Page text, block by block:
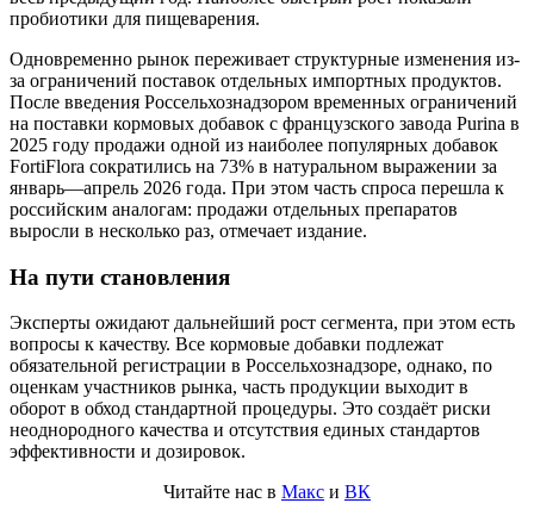
пробиотики для пищеварения.
Одновременно рынок переживает структурные изменения из-
за ограничений поставок отдельных импортных продуктов.
После введения Россельхознадзором временных ограничений
на поставки кормовых добавок с французского завода Purina в
2025 году продажи одной из наиболее популярных добавок
FortiFlora сократились на 73% в натуральном выражении за
январь—апрель 2026 года. При этом часть спроса перешла к
российским аналогам: продажи отдельных препаратов
выросли в несколько раз, отмечает издание.
На пути становления
Эксперты ожидают дальнейший рост сегмента, при этом есть
вопросы к качеству. Все кормовые добавки подлежат
обязательной регистрации в Россельхознадзоре, однако, по
оценкам участников рынка, часть продукции выходит в
оборот в обход стандартной процедуры. Это создаёт риски
неоднородного качества и отсутствия единых стандартов
эффективности и дозировок.
Читайте нас в Макс и ВК